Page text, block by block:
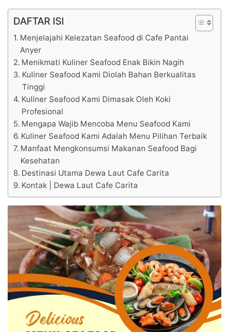
DAFTAR ISI
Menjelajahi Kelezatan Seafood di Cafe Pantai
Anyer
Menikmati Kuliner Seafood Enak Bikin Nagih
Kuliner Seafood Kami Diolah Bahan Berkualitas
Tinggi
Kuliner Seafood Kami Dimasak Oleh Koki
Profesional
Mengapa Wajib Mencoba Menu Seafood Kami
Kuliner Seafood Kami Adalah Menu Pilihan Terbaik
Manfaat Mengkonsumsi Makanan Seafood Bagi
Kesehatan
Destinasi Utama Dewa Laut Cafe Carita
Kontak | Dewa Laut Cafe Carita